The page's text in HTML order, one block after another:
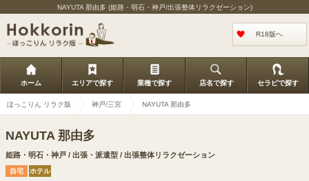
NAYUTA 那由多 (姫路・明石・神戸/出張整体リラクゼーション)
R18版へ
ホーム エリアで探す 業種で探す 店名で探す セラピで探す
ほっこりん リラク版 神戸/三宮 NAYUTA 那由多
NAYUTA 那由多
姫路・明石・神戸 / 出張・派遣型 / 出張整体リラクゼーション
自宅 ホテル